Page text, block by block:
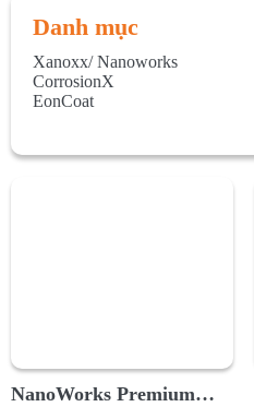
Danh mục
Xanoxx/ Nanoworks
CorrosionX
EonCoat
NanoWorks Premium